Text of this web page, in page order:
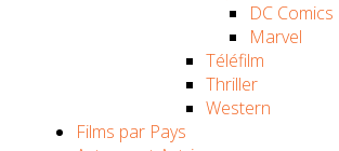
DC Comics
Marvel
Téléfilm
Thriller
Western
Films par Pays